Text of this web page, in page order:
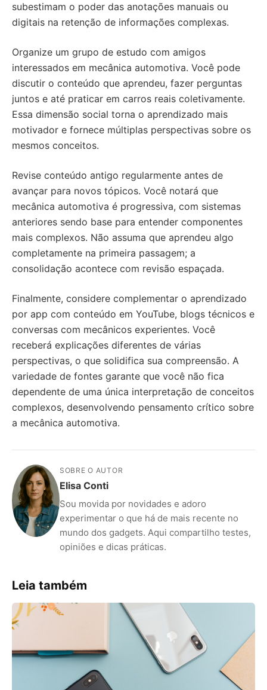
subestimam o poder das anotações manuais ou
digitais na retenção de informações complexas.
Organize um grupo de estudo com amigos
interessados em mecânica automotiva. Você pode
discutir o conteúdo que aprendeu, fazer perguntas
juntos e até praticar em carros reais coletivamente.
Essa dimensão social torna o aprendizado mais
motivador e fornece múltiplas perspectivas sobre os
mesmos conceitos.
Revise conteúdo antigo regularmente antes de
avançar para novos tópicos. Você notará que
mecânica automotiva é progressiva, com sistemas
anteriores sendo base para entender componentes
mais complexos. Não assuma que aprendeu algo
completamente na primeira passagem; a
consolidação acontece com revisão espaçada.
Finalmente, considere complementar o aprendizado
por app com conteúdo em YouTube, blogs técnicos e
conversas com mecânicos experientes. Você
receberá explicações diferentes de várias
perspectivas, o que solidifica sua compreensão. A
variedade de fontes garante que você não fica
dependente de uma única interpretação de conceitos
complexos, desenvolvendo pensamento crítico sobre
a mecânica automotiva.
SOBRE O AUTOR
Elisa Conti
Sou movida por novidades e adoro
experimentar o que há de mais recente no
mundo dos gadgets. Aqui compartilho testes,
opiniões e dicas práticas.
Leia também